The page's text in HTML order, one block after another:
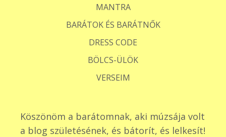
MANTRA
BARÁTOK ÉS BARÁTNŐK
DRESS CODE
BÖLCS-ÜLÖK
VERSEIM
Köszönöm a barátomnak, aki múzsája volt
a blog születésének, és bátorít, és lelkesít!